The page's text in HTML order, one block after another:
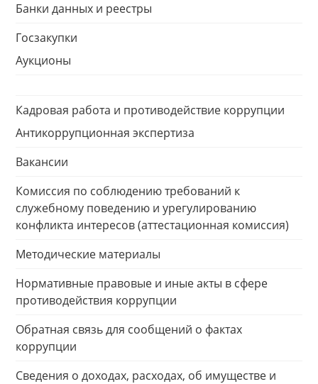
Банки данных и реестры
Госзакупки
Аукционы
Кадровая работа и противодействие коррупции
Антикоррупционная экспертиза
Вакансии
Комиссия по соблюдению требований к
служебному поведению и урегулированию
конфликта интересов (аттестационная комиссия)
Методические материалы
Нормативные правовые и иные акты в сфере
противодействия коррупции
Обратная связь для сообщений о фактах
коррупции
Сведения о доходах, расходах, об имуществе и